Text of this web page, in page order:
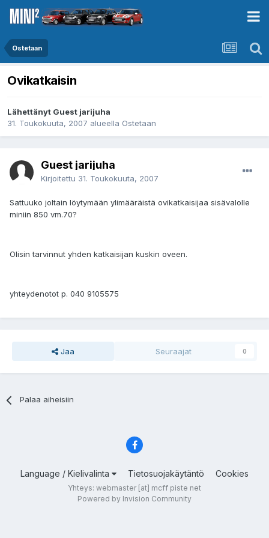
Ostetaan
Ovikatkaisin
Lähettänyt Guest jarijuha
31. Toukokuuta, 2007 alueella Ostetaan
Guest jarijuha
Kirjoitettu 31. Toukokuuta, 2007
Sattuuko joltain löytymään ylimääräistä ovikatkaisijaa sisävalolle
miniin 850 vm.70?
Olisin tarvinnut yhden katkaisijan kuskin oveen.
yhteydenotot p. 040 9105575
Jaa Seuraajat 0
Palaa aiheisiin
Language / Kielivalinta Tietosuojakäytäntö Cookies
Yhteys: webmaster [at] mcff piste net
Powered by Invision Community